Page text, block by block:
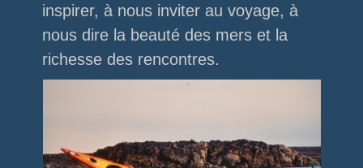
inspirer, à nous inviter au voyage, à
nous dire la beauté des mers et la
richesse des rencontres.